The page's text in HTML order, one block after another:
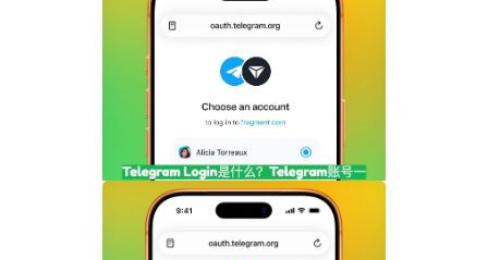
频内容完整指南